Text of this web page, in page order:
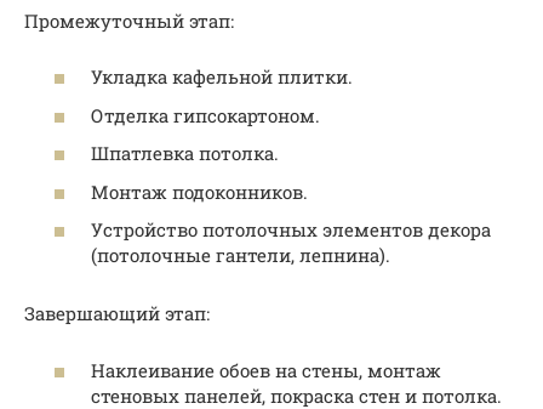
Промежуточный этап:
Укладка кафельной плитки.
Отделка гипсокартоном.
Шпатлевка потолка.
Монтаж подоконников.
Устройство потолочных элементов декора
(потолочные гантели, лепнина).
Завершающий этап:
Наклеивание обоев на стены, монтаж
стеновых панелей, покраска стен и потолка.